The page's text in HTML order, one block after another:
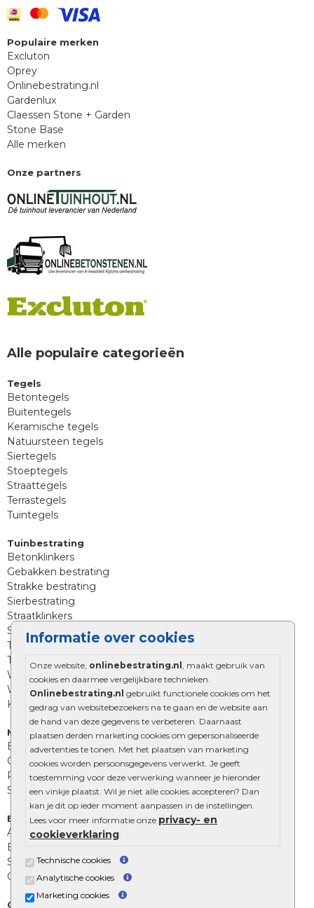
Informatie over cookies
Onze website, onlinebestrating.nl , maakt gebruik van
cookies en daarmee vergelijkbare technieken.
Onlinebestrating.nl gebruikt functionele cookies om het
gedrag van websitebezoekers na te gaan en de website aan
de hand van deze gegevens te verbeteren. Daarnaast
plaatsen derden marketing cookies om gepersonaliseerde
advertenties te tonen. Met het plaatsen van marketing
cookies worden persoonsgegevens verwerkt. Je geeft
toestemming voor deze verwerking wanneer je hieronder
een vinkje plaatst. Wil je niet alle cookies accepteren? Dan
kan je dit op ieder moment aanpassen in de instellingen.
Lees voor meer informatie onze privacy- en
cookieverklaring.
Technische cookies
Analytische cookies
Marketing cookies
Populaire merken
Excluton
Oprey
Onlinebestrating.nl
Gardenlux
Claessen Stone + Garden
Stone Base
Alle merken
Onze partners
Alle populaire categorieën
Tegels
Betontegels
Buitentegels
Keramische tegels
Natuursteen tegels
Siertegels
Stoeptegels
Straattegels
Terrastegels
Tuintegels
Tuinbestrating
Betonklinkers
Gebakken bestrating
Strakke bestrating
Sierbestrating
Straatklinkers
Straatstenen
Trommelstenen
Tuinstenen
Waalformaat
Wildverband bestrating
Kingstones
Muurelementen
Betonbielzen
Opsluitbanden
Palissades
Stapelblokken
Extra benodigdheden
Afwatering en diversen
Beplantings en betonelementen
Split, grind en zand
Oprit tegels
Overig